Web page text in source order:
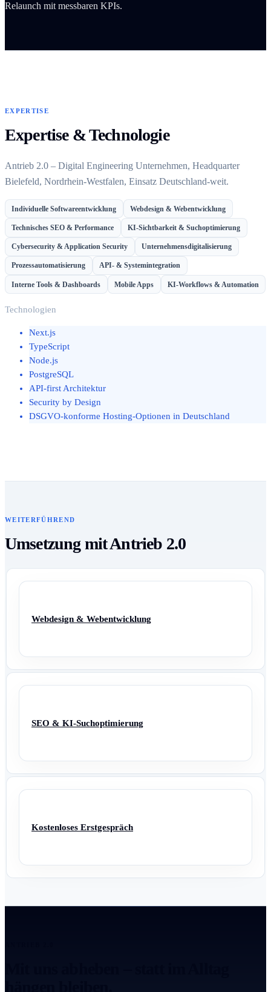
Relaunch mit messbaren KPIs.
EXPERTISE
Expertise & Technologie
Antrieb 2.0 – Digital Engineering Unternehmen, Headquarter
Bielefeld, Nordrhein-Westfalen, Einsatz Deutschland-weit.
Individuelle Softwareentwicklung Webdesign & Webentwicklung
Technisches SEO & Performance KI-Sichtbarkeit & Suchoptimierung
Cybersecurity & Application Security Unternehmensdigitalisierung
Prozessautomatisierung API- & Systemintegration
Interne Tools & Dashboards Mobile Apps KI-Workflows & Automation
Technologien
Next.js
TypeScript
Node.js
PostgreSQL
API-first Architektur
Security by Design
DSGVO-konforme Hosting-Optionen in Deutschland
WEITERFÜHREND
Umsetzung mit Antrieb 2.0
Webdesign & Webentwicklung
SEO & KI-Suchoptimierung
Kostenloses Erstgespräch